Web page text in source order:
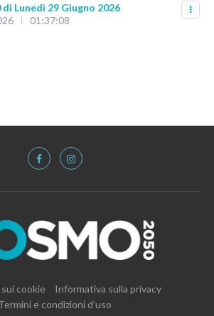
di Lunedì 29 Giugno 2026
01:37:08
cookie
Informativa sulla privacy
e condizioni d’uso